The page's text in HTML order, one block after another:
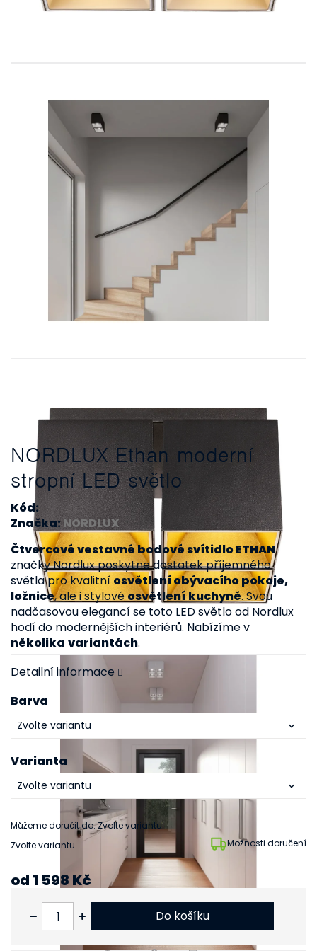
NORDLUX Ethan moderní
stropní LED světlo
Kód:
Značka:NORDLUX
Zvolte variantu Možnosti doručení
Barva
Varianta
Můžeme doručit do:Zvolte variantu
Čtvercové vestavné bodové svítidlo ETHAN
značky Nordlux poskytne dostatek příjemného
světla pro kvalitní osvětlení obývacího pokoje,
ložnice, ale i stylovéosvětleníkuchyně. Svou
nadčasovou elegancí se toto LED světlo od Nordlux
hodí do modernějších interiérů. Nabízíme v
několika variantách.
Detailní informace
od 1 598 Kč
Do košíku